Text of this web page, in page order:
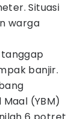
Situasi
warga
tanggap
banjir.
(YBM)